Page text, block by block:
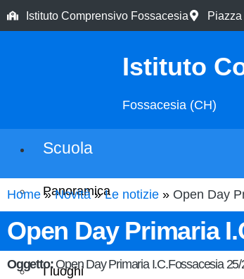
Istituto Comprensivo Fossacesia
Istituto
Fossacesia (CH)
Scuola
Panoramica
Presentazione
I luoghi
Home Novità Le notizie Open Day
Open Day Primaria
Oggetto: Open Day Primaria I.C.Fossacesia 25/